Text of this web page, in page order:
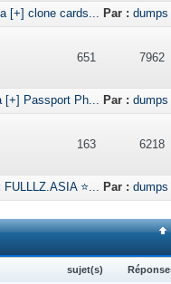
[+] clone cards... Par : dumps
651 7962
[+] Passport Ph... Par : dumps
163 6218
FULLLZ.ASIA ⭐... Par : dumps
sujet(s)